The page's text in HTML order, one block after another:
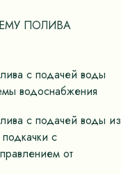
ПОЛИВА
с подачей воды
водоснабжения
с подачей воды из
с
от